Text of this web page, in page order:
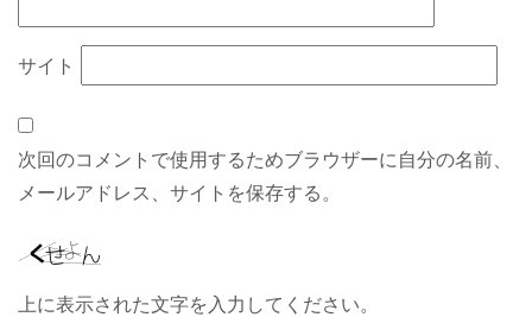
サイト
次回のコメントで使用するためブラウザーに自分の名前、
メールアドレス、サイトを保存する。
上に表示された文字を入力してください。